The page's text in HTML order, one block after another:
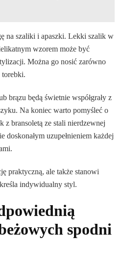
na szaliki i apaszki. Lekki szalik w
wzorem może być
Można go nosić zarówno
torebki.
brązu będą świetnie współgrały z
Na koniec warto pomyśleć o
z bransoletą ze stali nierdzewnej
doskonałym uzupełnieniem każdej
praktyczną, ale także stanowi
indywidualny styl.
spodni